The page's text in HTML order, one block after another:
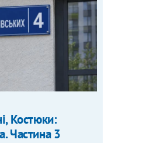
Костюки:
Частина 3